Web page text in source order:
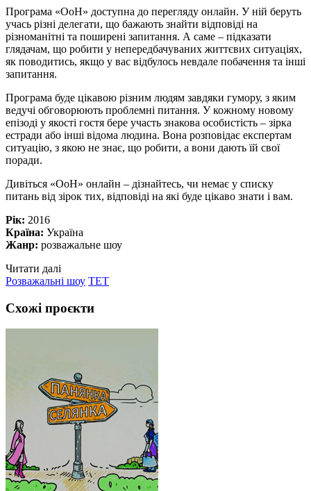
Програма «ОоН» доступна до перегляду онлайн. У ній беруть
учась різні делегати, що бажають знайти відповіді на
різноманітні та поширені запитання. А саме – підказати
глядачам, що робити у непередбачуваних життєвих ситуаціях,
як поводитись, якщо у вас відбулось невдале побачення та інші
запитання.
Програма буде цікавою різним людям завдяки гумору, з яким
ведучі обговорюють проблемні питання. У кожному новому
епізоді у якості гостя бере участь знакова особистість – зірка
естради або інші відома людина. Вона розповідає експертам
ситуацію, з якою не знає, що робити, а вони дають їй свої
поради.
Дивіться «ОоН» онлайн – дізнайтесь, чи немає у списку
питань від зірок тих, відповіді на які буде цікаво знати і вам.
Рік: 2016
Країна: Україна
Жанр: розважальне шоу
Читати далі
Розважальні шоу ТЕТ
Схожі проєкти